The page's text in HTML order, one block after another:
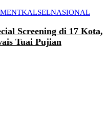
KALSELNASIONAL
Screening di 17 Kota,
Tuai Pujian